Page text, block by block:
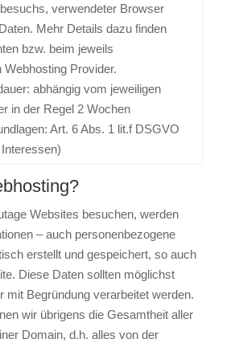
verwendeter Browser
Mehr Details dazu finden
bzw. beim jeweils
Webhosting Provider.
abhängig vom jeweiligen
in der Regel 2 Wochen
Art. 6 Abs. 1 lit.f DSGVO
Websites besuchen, werden
– auch personenbezogene
erstellt und gespeichert, so auch
Diese Daten sollten möglichst
mit Begründung verarbeitet werden.
wir übrigens die Gesamtheit aller
Domain, d.h. alles von der